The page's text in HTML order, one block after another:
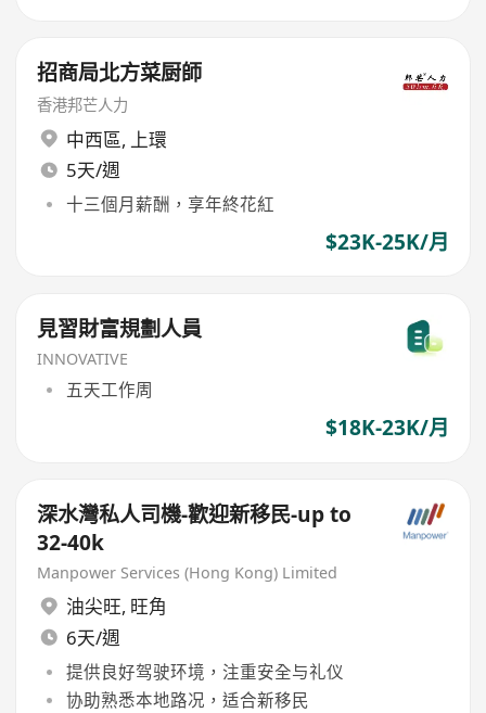
招商局北方菜厨師
香港邦芒人力
中西區, 上環
5天/週
十三個月薪酬，享年終花紅
$23K-25K/月
見習財富規劃人員
INNOVATIVE
五天工作周
$18K-23K/月
深水灣私人司機-歡迎新移民-up to
32-40k
Manpower Services (Hong Kong) Limited
油尖旺, 旺角
6天/週
提供良好驾驶环境，注重安全与礼仪
协助熟悉本地路况，适合新移民